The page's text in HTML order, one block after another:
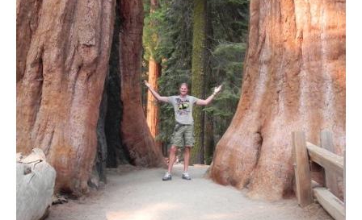
bezoekje aan het Oude Westen; Joshua Tree
National Park is een ontzettend leuke stop tijdens
je autorondreis door West Amerika.